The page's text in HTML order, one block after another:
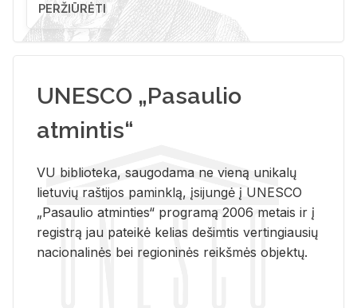
PERŽIŪRĖTI
UNESCO „Pasaulio
atmintis“
VU biblioteka, saugodama ne vieną unikalų
lietuvių raštijos paminklą, įsijungė į UNESCO
„Pasaulio atminties“ programą 2006 metais ir į
registrą jau pateikė kelias dešimtis vertingiausių
nacionalinės bei regioninės reikšmės objektų.